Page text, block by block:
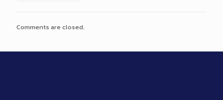
Comments are closed.